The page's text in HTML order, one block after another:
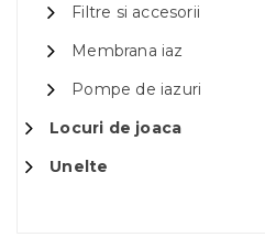
Filtre si accesorii
Membrana iaz
Pompe de iazuri
Locuri de joaca
Unelte